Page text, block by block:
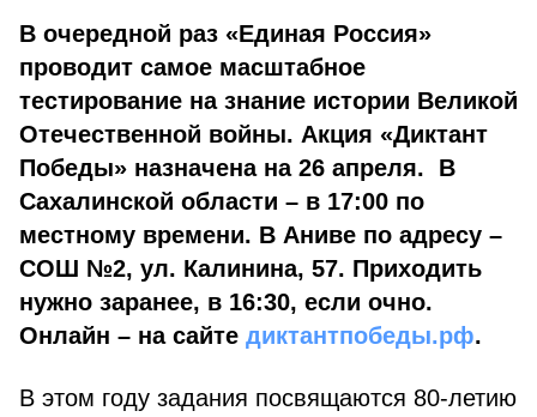
В очередной раз «Единая Россия»
проводит самое масштабное
тестирование на знание истории Великой
Отечественной войны. Акция «Диктант
Победы» назначена на 26 апреля. В
Сахалинской области – в 17:00 по
местному времени. В Аниве по адресу –
СОШ №2, ул. Калинина, 57. Приходить
нужно заранее, в 16:30, если очно.
Онлайн – на сайте диктантпобеды.рф.
В этом году задания посвящаются 80-летию